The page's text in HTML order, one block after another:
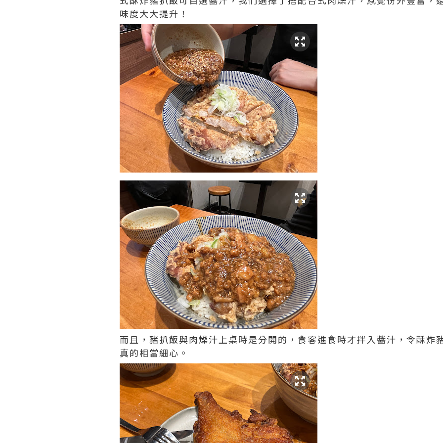
味度大大提升！
而且，豬扒飯與肉燥汁上桌時是分開的，食客進食時才拌入醬汁，令酥炸
真的相當細心。